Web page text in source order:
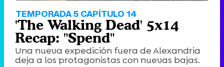
TEMPORADA 5 CAPÍTULO 14
'The Walking Dead' 5x14
Recap: "Spend"
Una nueva expedición fuera de Alexandria
deja a los protagonistas con nuevas bajas.